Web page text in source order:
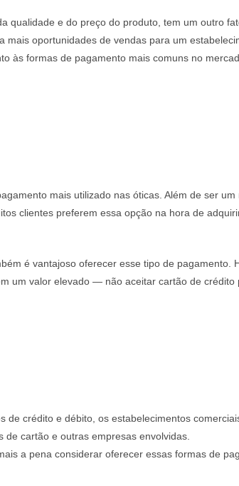
qualidade e do preço do produto, tem um outro
mais oportunidades de vendas para um
às formas de pagamento mais comuns no
mais utilizado nas óticas. Além de ser
clientes preferem essa opção na hora de
é vantajoso oferecer esse tipo de
um valor elevado — não aceitar cartão de crédito
de crédito e débito, os estabelecimentos
de cartão e outras empresas envolvidas.
a pena considerar oferecer essas formas de